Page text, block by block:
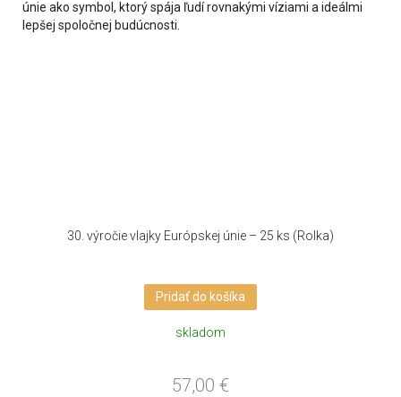
30. výročie vlajky Európskej únie – 25 ks (Rolka)
Pridať do košíka
skladom
57,00 €